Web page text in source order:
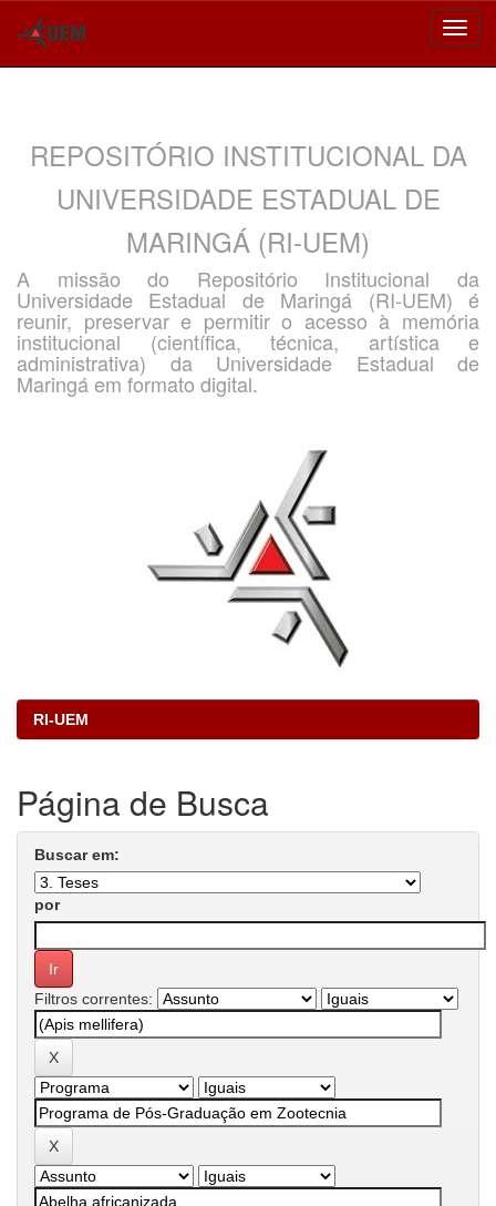
REPOSITÓRIO INSTITUCIONAL DA
UNIVERSIDADE ESTADUAL DE
MARINGÁ (RI-UEM)
A missão do Repositório Institucional da
Universidade Estadual de Maringá (RI-UEM) é
reunir, preservar e permitir o acesso à memória
institucional (científica, técnica, artística e
administrativa) da Universidade Estadual de
Maringá em formato digital.
RI-UEM
Página de Busca
Buscar em:
por
Filtros correntes: